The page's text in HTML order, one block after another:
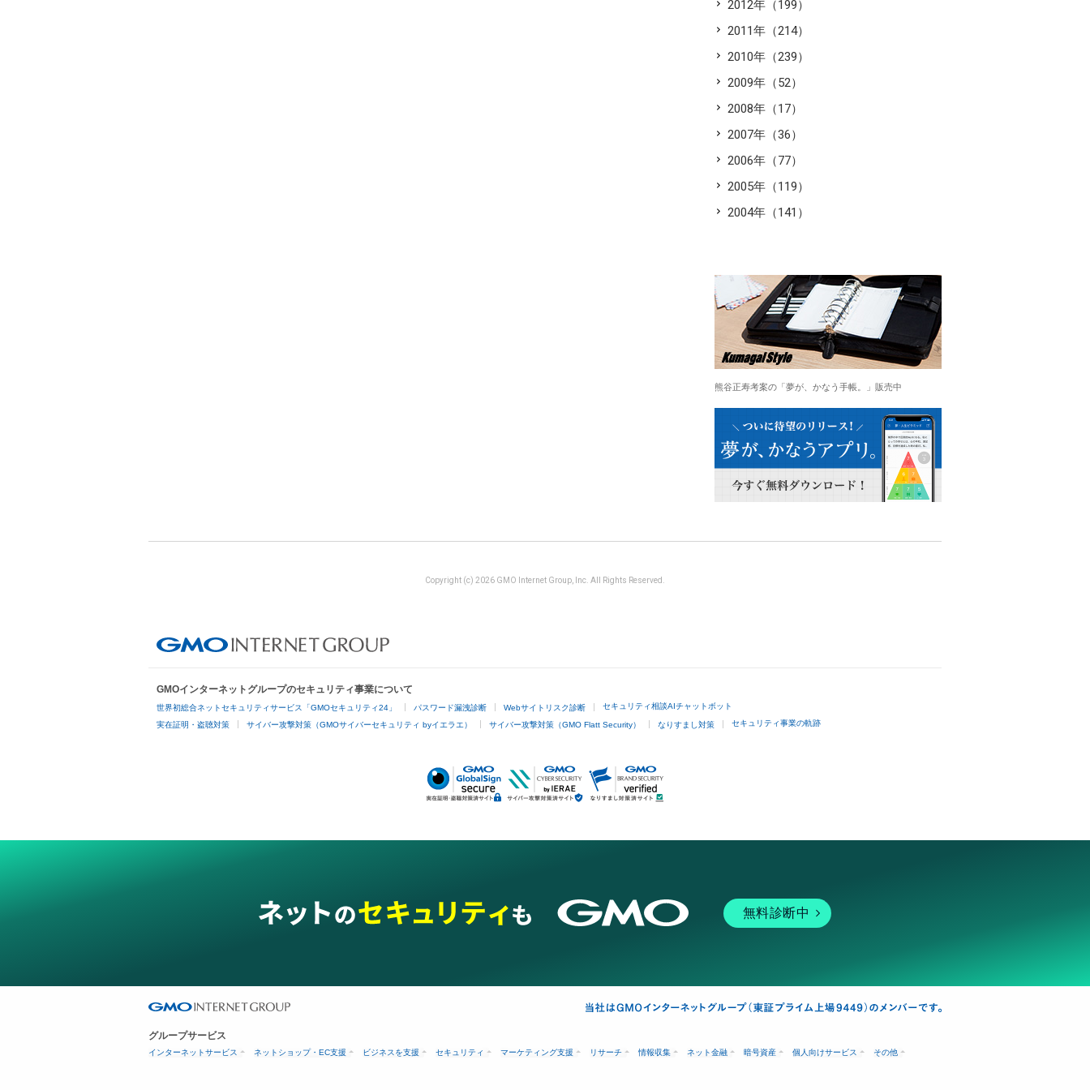
2012年（199）
2011年（214）
2010年（239）
2009年（52）
2008年（17）
2007年（36）
2006年（77）
2005年（119）
2004年（141）
熊谷正寿考案の「夢が、かなう手帳。」販売中
Copyright (c) 2026 GMO Internet Group, Inc. All Rights Reserved.
GMOインターネットグループのセキュリティ事業について
世界初総合ネットセキュリティサービス「GMOセキュリティ24」 パスワード漏洩診断 Webサイトリスク診断 セキュリティ相談AIチャットボット
実在証明・盗聴対策 サイバー攻撃対策（GMOサイバーセキュリティ byイエラエ） サイバー攻撃対策（GMO Flatt Security） なりすまし対策 セキュリティ事業の軌跡
無料診断中
グループサービス
インターネットサービス ネットショップ・EC支援 ビジネスを支援 セキュリティ マーケティング支援 リサーチ 情報収集 ネット金融 暗号資産 個人向けサービス その他